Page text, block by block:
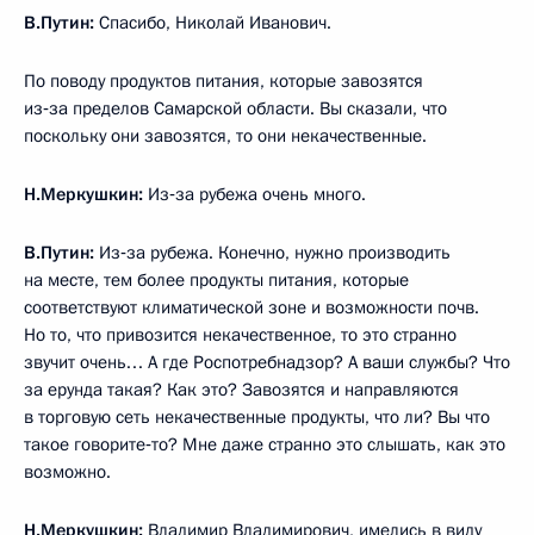
В.Путин: Спасибо, Николай Иванович.
По поводу продуктов питания, которые завозятся
из‑за пределов Самарской области. Вы сказали, что
поскольку они завозятся, то они некачественные.
Н.Меркушкин: Из‑за рубежа очень много.
В.Путин: Из‑за рубежа. Конечно, нужно производить
на месте, тем более продукты питания, которые
соответствуют климатической зоне и возможности почв.
Но то, что привозится некачественное, то это странно
звучит очень… А где Роспотребнадзор? А ваши службы? Что
за ерунда такая? Как это? Завозятся и направляются
в торговую сеть некачественные продукты, что ли? Вы что
такое говорите‑то? Мне даже странно это слышать, как это
возможно.
Н.Меркушкин: Владимир Владимирович, имелись в виду